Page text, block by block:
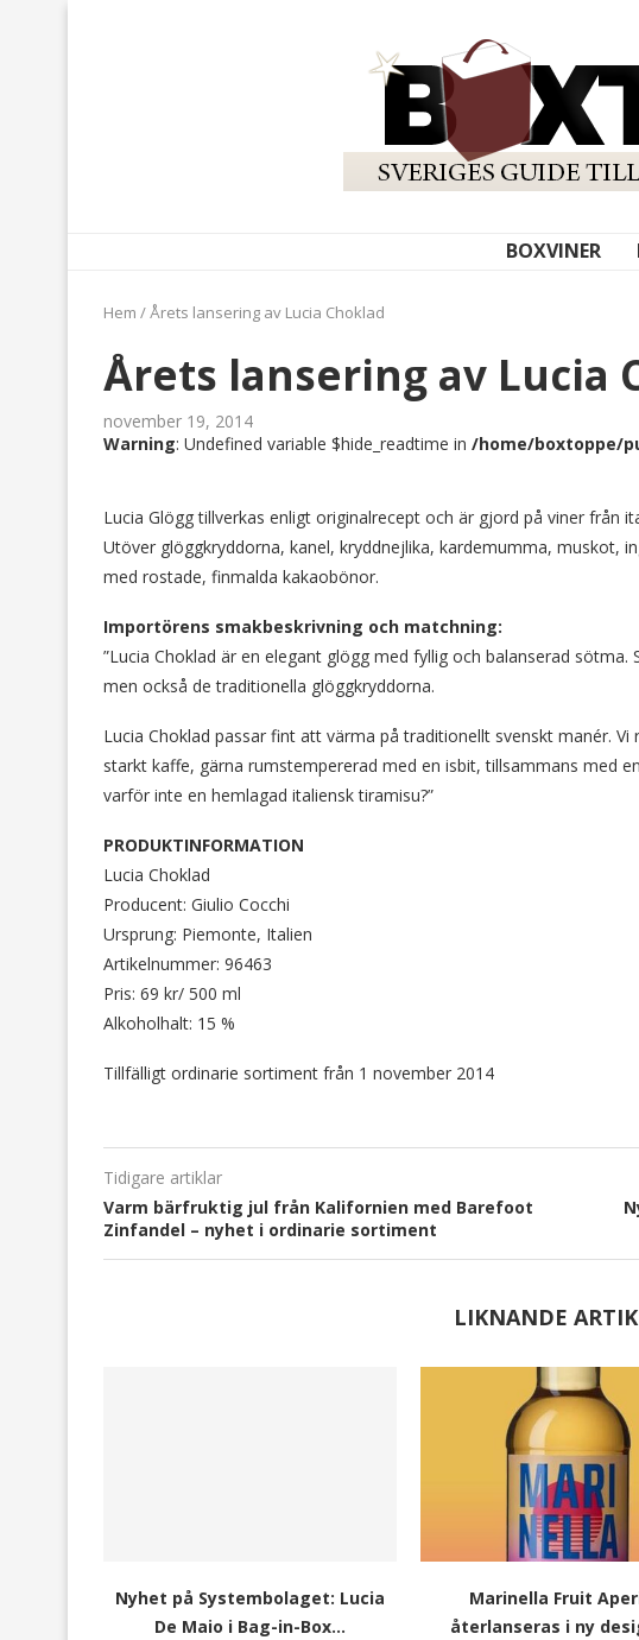
BOXVINER
Hem /Årets lansering av Lucia Choklad
Årets lansering av Lucia
november 19, 2014
Warning: Undefined variable $hide_readtime in /home/boxtoppe/
Lucia Glögg tillverkas enligt originalrecept och är gjord på viner från
Utöver glöggkryddorna, kanel, kryddnejlika, kardemumma, muskot,
med rostade, finmalda kakaobönor.
Importörens smakbeskrivning och matchning:
”Lucia Choklad är en elegant glögg med fyllig och balanserad
men också de traditionella glöggkryddorna.
Lucia Choklad passar fint att värma på traditionellt svenskt manér.
starkt kaffe, gärna rumstempererad med en isbit, tillsammans med
varför inte en hemlagad italiensk tiramisu?”
PRODUKTINFORMATION
Lucia Choklad
Producent: Giulio Cocchi
Ursprung: Piemonte, Italien
Artikelnummer: 96463
Pris: 69 kr/ 500 ml
Alkoholhalt: 15 %
Tillfälligt ordinarie sortiment från 1 november 2014
Tidigare artiklar
Varm bärfruktig jul från Kalifornien med Barefoot
Zinfandel – nyhet i ordinarie sortiment
LIKNANDE
Nyhet på Systembolaget: Lucia
De Maio i Bag-in-Box...
Marinella Fruit
återlanseras i ny